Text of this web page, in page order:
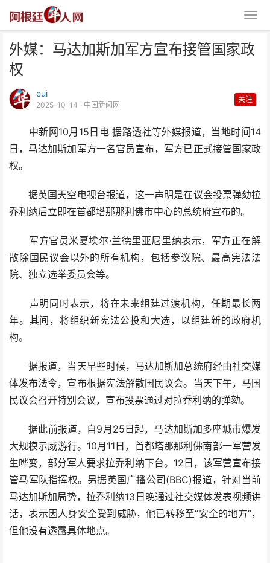
外媒：马达加斯加军方宣布接管国家政
权
cui
2025-10-14 · 中国新闻网
关注
中新网10月15日电 据路透社等外媒报道，当地时间14
日，马达加斯加军方一名官员宣布，军方已正式接管国家政
权。
据英国天空电视台报道，这一声明是在议会投票弹劾拉
乔利纳后立即在首都塔那那利佛市中心的总统府宣布的。
军方官员米夏埃尔·兰德里亚尼里纳表示，军方正在解
散除国民议会以外的所有机构，包括参议院、最高宪法法
院、独立选举委员会等。
声明同时表示，将在未来组建过渡机构，任期最长两
年。其间，将组织新宪法公投和大选，以组建新的政府机
构。
据报道，当天早些时候，马达加斯加总统府经由社交媒
体发布法令，宣布根据宪法解散国民议会。当天下午，马国
民议会召开特别会议，宣布投票通过对拉乔利纳的弹劾。
据此前报道，自9月25日起，马达加斯加多座城市爆发
大规模示威游行。10月11日，首都塔那那利佛南部一军营发
生哗变，部分军人要求拉乔利纳下台。12日，该军营宣布接
管马军队指挥权。另据英国广播公司(BBC)报道，针对当前
马达加斯加局势，拉乔利纳13日晚通过社交媒体发表视频讲
话，表示因人身安全受到威胁，他已转移至“安全的地方”，
但他没有透露具体地点。
外媒：马达加斯加军方宣布接管国
家政权